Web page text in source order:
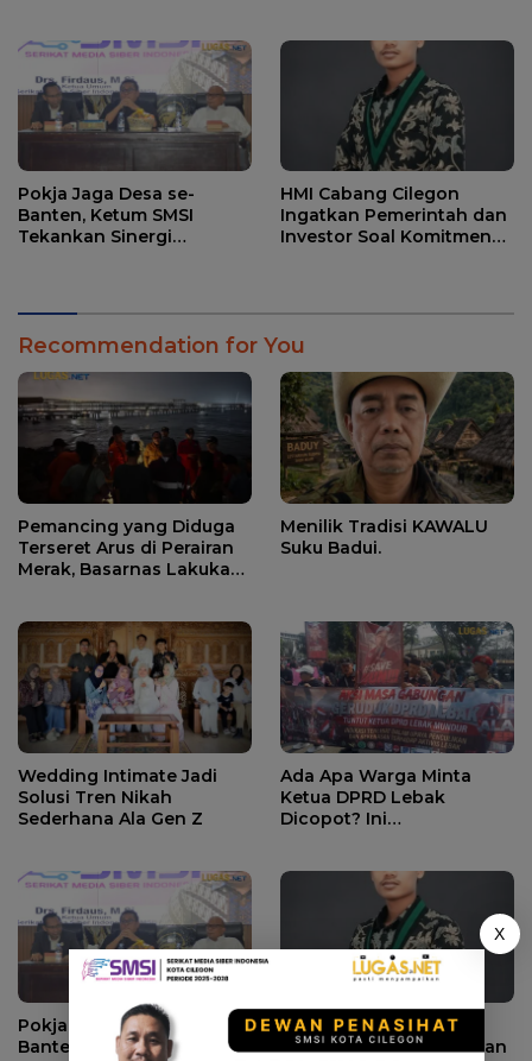
Pokja Jaga Desa se-
Banten, Ketum SMSI
Tekankan Sinergi
HMI Cabang Cilegon
Ingatkan Pemerintah dan
Investor Soal Komitmen
Recommendation for You
Pemancing yang Diduga
Terseret Arus di Perairan
Merak, Basarnas Lakukan
Menilik Tradisi KAWALU
Suku Badui.
Wedding Intimate Jadi
Solusi Tren Nikah
Sederhana Ala Gen Z
Ada Apa Warga Minta
Ketua DPRD Lebak
Dicopot? Ini
Pokja Jaga Desa se-
Banten, Ketum SMSI
HMI Cabang Cilegon
Ingatkan Pemerintah dan
X